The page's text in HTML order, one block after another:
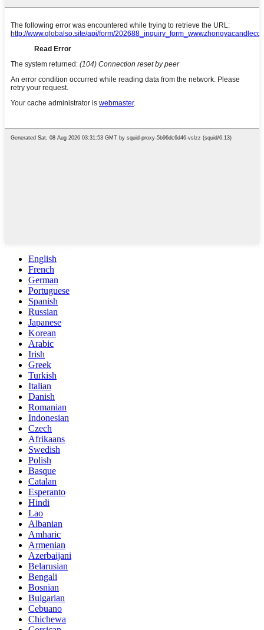
English
French
German
Portuguese
Spanish
Russian
Japanese
Korean
Arabic
Irish
Greek
Turkish
Italian
Danish
Romanian
Indonesian
Czech
Afrikaans
Swedish
Polish
Basque
Catalan
Esperanto
Hindi
Lao
Albanian
Amharic
Armenian
Azerbaijani
Belarusian
Bengali
Bosnian
Bulgarian
Cebuano
Chichewa